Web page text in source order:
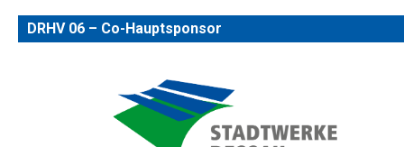
DRHV 06 – Co-Hauptsponsor